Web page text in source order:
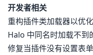
开发者相关
重构插件类加载器以优
Halo 中同名时加载不到
修复当插件没有设置表